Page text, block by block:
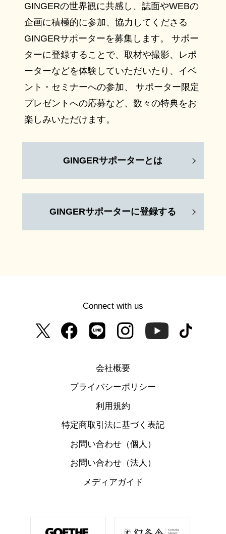
GINGERの世界観に共感し、誌面やWEBの
企画に積極的に参加、協力してくださる
GINGERサポーターを募集します。 サポー
ターに登録することで、取材や撮影、レポ
ーターなどを体験していただいたり、イベ
ント・セミナーへの参加、 サポーター限定
プレゼントへの応募など、数々の特典をお
楽しみいただけます。
GINGERサポーターとは
GINGERサポーターに登録する
Connect with us
会社概要
プライバシーポリシー
利用規約
特定商取引法に基づく表記
お問い合わせ（個人）
お問い合わせ（法人）
メディアガイド